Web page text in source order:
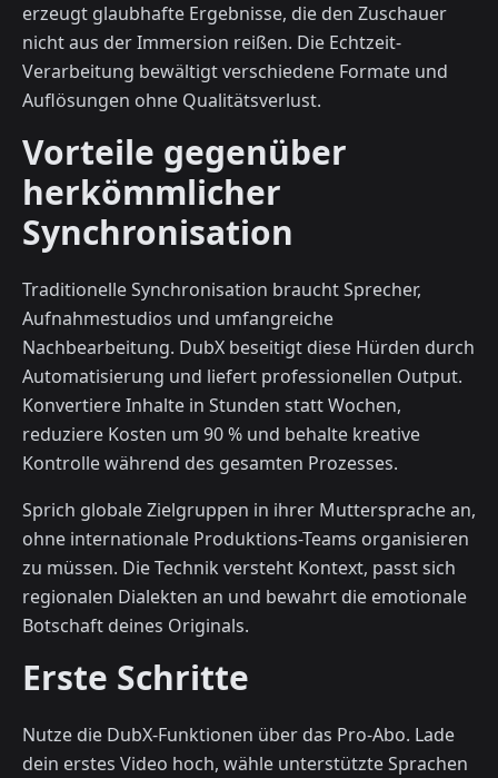
erzeugt glaubhafte Ergebnisse, die den Zuschauer
nicht aus der Immersion reißen. Die Echtzeit-
Verarbeitung bewältigt verschiedene Formate und
Auflösungen ohne Qualitätsverlust.
Vorteile gegenüber
herkömmlicher
Synchronisation
Traditionelle Synchronisation braucht Sprecher,
Aufnahmestudios und umfangreiche
Nachbearbeitung. DubX beseitigt diese Hürden durch
Automatisierung und liefert professionellen Output.
Konvertiere Inhalte in Stunden statt Wochen,
reduziere Kosten um 90 % und behalte kreative
Kontrolle während des gesamten Prozesses.
Sprich globale Zielgruppen in ihrer Muttersprache an,
ohne internationale Produktions-Teams organisieren
zu müssen. Die Technik versteht Kontext, passt sich
regionalen Dialekten an und bewahrt die emotionale
Botschaft deines Originals.
Erste Schritte
Nutze die DubX-Funktionen über das Pro-Abo. Lade
dein erstes Video hoch, wähle unterstützte Sprachen